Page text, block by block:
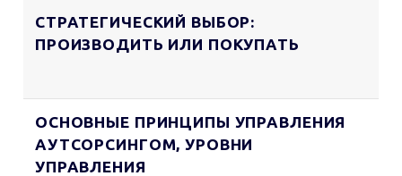
СТРАТЕГИЧЕСКИЙ ВЫБОР:
ПРОИЗВОДИТЬ ИЛИ ПОКУПАТЬ
ОСНОВНЫЕ ПРИНЦИПЫ УПРАВЛЕНИЯ
АУТСОРСИНГОМ, УРОВНИ
УПРАВЛЕНИЯ